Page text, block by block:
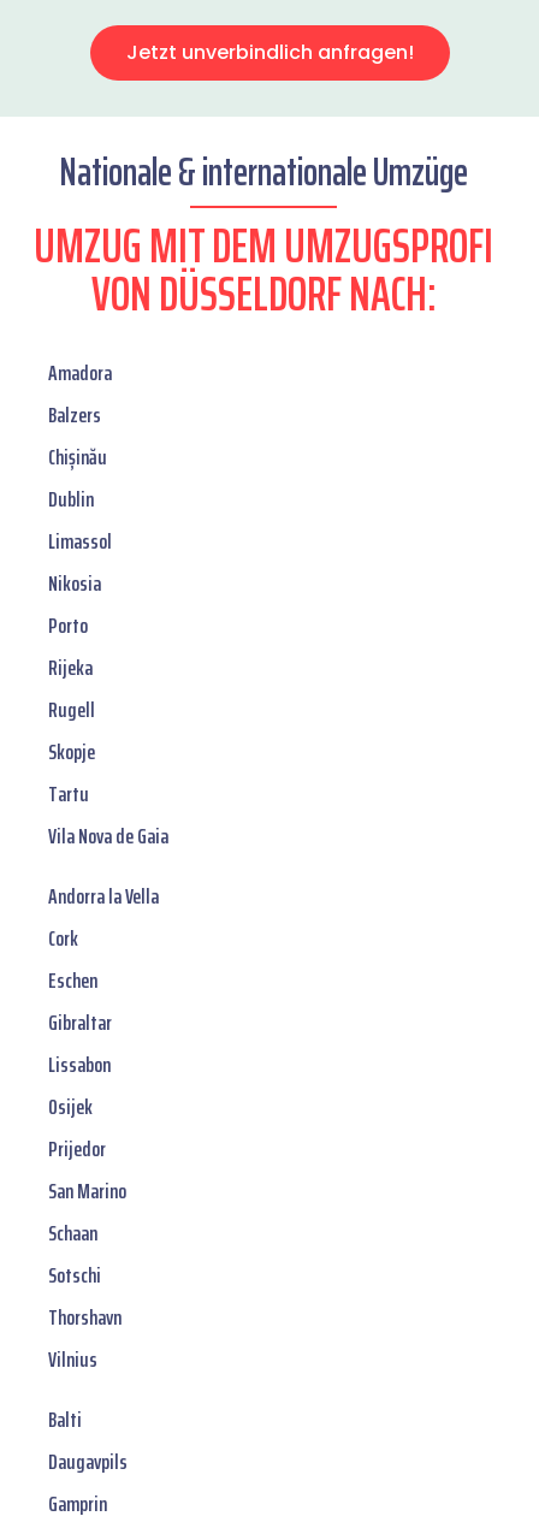
Jetzt unverbindlich anfragen!
Nationale & internationale Umzüge
UMZUG MIT DEM UMZUGSPROFI
VON DÜSSELDORF NACH:
Amadora
Balzers
Chișinău
Dublin
Limassol
Nikosia
Porto
Rijeka
Rugell
Skopje
Tartu
Vila Nova de Gaia
Andorra la Vella
Cork
Eschen
Gibraltar
Lissabon
Osijek
Prijedor
San Marino
Schaan
Sotschi
Thorshavn
Vilnius
Balti
Daugavpils
Gamprin